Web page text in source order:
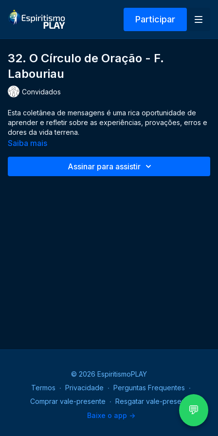
💬
Participar
32. O Círculo de Oração - F.
Labouriau
Convidados
Esta coletânea de mensagens é uma rica oportunidade de
aprender e refletir sobre as experiências, provações, erros e
dores da vida terrena.
Saiba mais
Assinar para assistir
© 2026 EspiritismoPLAY
Termos ∙ Privacidade ∙ Perguntas Frequentes ∙
Comprar vale-presente ∙ Resgatar vale-presente
Baixe o app ->